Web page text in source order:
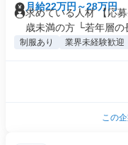
月給22万円～28万円
求めている人材 【応
歳未満の方 └若年層の
制服あり 業界未経験歓迎
この